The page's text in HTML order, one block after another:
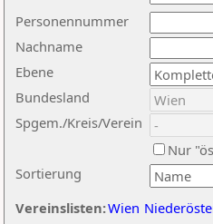
Nachname
Ebene
Sortierung
Personennummer
Bundesland
Spgem./Kreis/Verein
Nur
Vereinslisten:Wien